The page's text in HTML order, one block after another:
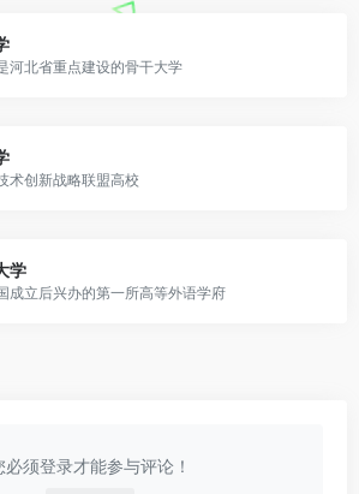
河北省重点建设的骨干大学
术创新战略联盟高校
学
成立后兴办的第一所高等外语学府
必须登录才能参与评论！